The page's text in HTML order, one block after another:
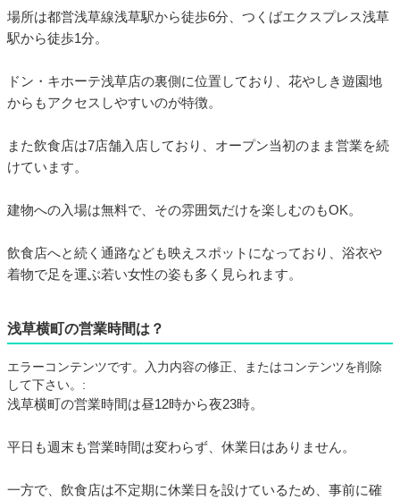
場所は都営浅草線浅草駅から徒歩6分、つくばエクスプレス浅草
駅から徒歩1分。
ドン・キホーテ浅草店の裏側に位置しており、花やしき遊園地
からもアクセスしやすいのが特徴。
また飲食店は7店舗入店しており、オープン当初のまま営業を続
けています。
建物への入場は無料で、その雰囲気だけを楽しむのもOK。
飲食店へと続く通路なども映えスポットになっており、浴衣や
着物で足を運ぶ若い女性の姿も多く見られます。
浅草横町の営業時間は？
エラーコンテンツです。入力内容の修正、またはコンテンツを削除
して下さい。:
浅草横町の営業時間は昼12時から夜23時。
平日も週末も営業時間は変わらず、休業日はありません。
一方で、飲食店は不定期に休業日を設けているため、事前に確